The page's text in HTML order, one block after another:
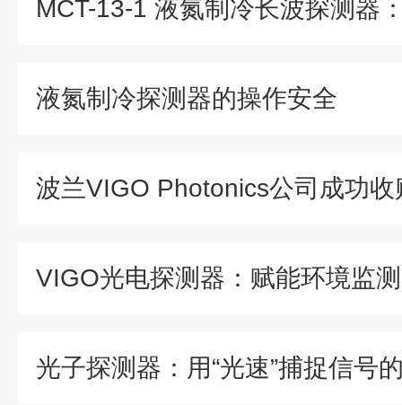
液氮制冷探测器的操作安全
光子探测器：用“光速”捕捉信号